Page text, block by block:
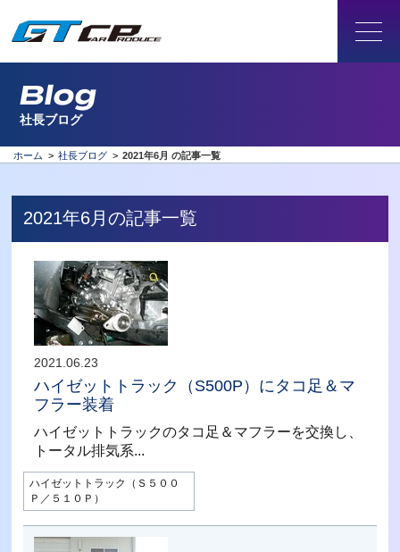
Blog
社長ブログ
ホーム > 社長ブログ > 2021年6月 の記事一覧
2021年6月の記事一覧
2021.06.23
ハイゼットトラック（S500P）にタコ足＆マ
フラー装着
ハイゼットトラックのタコ足＆マフラーを交換し、
トータル排気系...
ハイゼットトラック（Ｓ５００
Ｐ／５１０Ｐ）